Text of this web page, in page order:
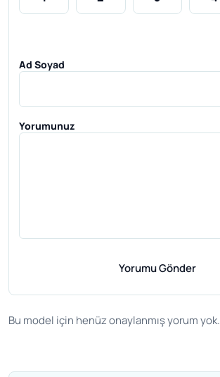
Ad Soyad
Yorumunuz
Yorumu Gönder
Bu model için henüz onaylanmış yorum yok.